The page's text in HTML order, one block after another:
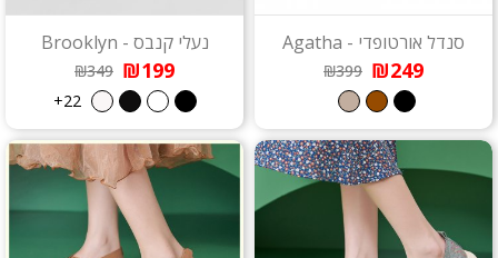
סנדל אורטופדי - Agatha
₪249
₪399
נעלי קנבס - Brooklyn
₪199
₪349
22+